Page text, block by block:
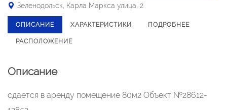
Зеленодольск, Карла Маркса улица, 2
ОПИСАНИЕ ХАРАКТЕРИСТИКИ ПОДРОБНЕЕ
РАСПОЛОЖЕНИЕ
Описание
сдается в аренду помещение 80м2 Объект №28612-